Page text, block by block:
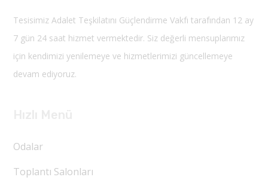
Tesisimiz Adalet Teşkilatını Güçlendirme Vakfı tarafından 12 ay
7 gün 24 saat hizmet vermektedir. Siz değerli mensuplarımız
için kendimizi yenilemeye ve hizmetlerimizi güncellemeye
devam ediyoruz.
Odalar
Toplantı Salonları